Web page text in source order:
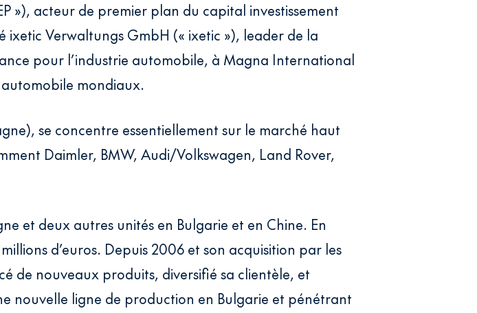
»), acteur de premier plan du capital investissement
Verwaltungs GmbH (« ixetic »), leader de la
pour l’industrie automobile, à Magna International
mondiaux.
se concentre essentiellement sur le marché haut
Daimler, BMW, Audi/Volkswagen, Land Rover,
et deux autres unités en Bulgarie et en Chine. En
d’euros. Depuis 2006 et son acquisition par les
de nouveaux produits, diversifié sa clientèle, et
nouvelle ligne de production en Bulgarie et pénétrant